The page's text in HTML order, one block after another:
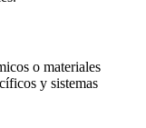
o materiales
y sistemas